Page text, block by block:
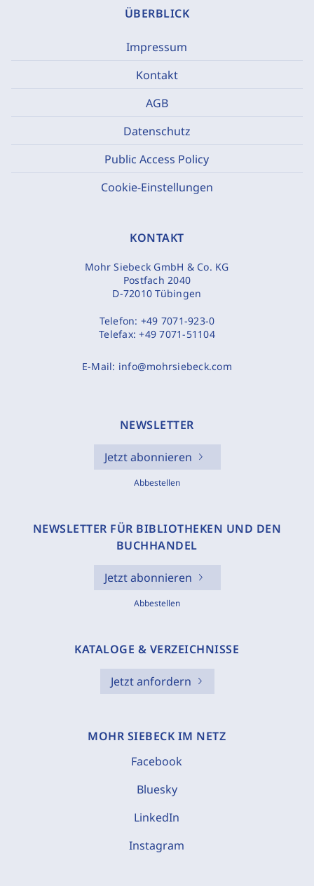
ÜBERBLICK
Impressum
Kontakt
AGB
Datenschutz
Public Access Policy
Cookie-Einstellungen
KONTAKT
Mohr Siebeck GmbH & Co. KG
Postfach 2040
D-72010 Tübingen
Telefon: +49 7071-923-0
Telefax:+49 7071-51104
E-Mail: info@mohrsiebeck.com
NEWSLETTER
Jetzt abonnieren
Abbestellen
NEWSLETTER FÜR BIBLIOTHEKEN UND DEN
BUCHHANDEL
Jetzt abonnieren
Abbestellen
KATALOGE & VERZEICHNISSE
Jetzt anfordern
MOHR SIEBECK IM NETZ
Facebook
Bluesky
LinkedIn
Instagram